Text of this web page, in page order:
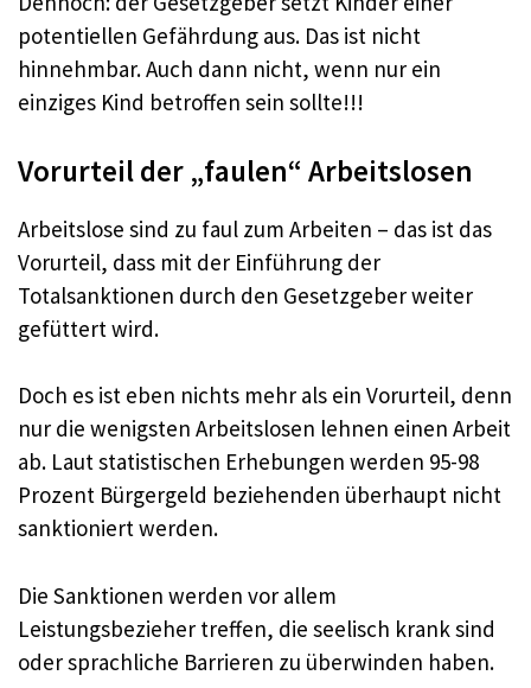
potentiellen Gefährdung aus. Das ist nicht
hinnehmbar. Auch dann nicht, wenn nur ein
einziges Kind betroffen sein sollte!!!
Vorurteil der „faulen“ Arbeitslosen
Arbeitslose sind zu faul zum Arbeiten – das ist das
Vorurteil, dass mit der Einführung der
Totalsanktionen durch den Gesetzgeber weiter
gefüttert wird.
Doch es ist eben nichts mehr als ein Vorurteil, denn
nur die wenigsten Arbeitslosen lehnen einen Arbeit
ab. Laut statistischen Erhebungen werden 95-98
Prozent Bürgergeld beziehenden überhaupt nicht
sanktioniert werden.
Die Sanktionen werden vor allem
Leistungsbezieher treffen, die seelisch krank sind
oder sprachliche Barrieren zu überwinden haben.